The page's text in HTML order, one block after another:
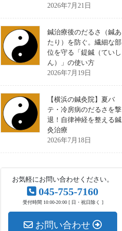
2026年7月21日
鍼治療後のだるさ（鍼あ
たり）を防ぐ。繊細な部
位を守る「鍉鍼（ていし
ん）」の使い方
2026年7月19日
【横浜の鍼灸院】夏バ
テ・冷房病のだるさを撃
退！自律神経を整える鍼
灸治療
2026年7月18日
お気軽にお問い合わせください。
045-755-7160
受付時間 10:00-20:00 [ 日・祝日除く ]
お問い合わせ